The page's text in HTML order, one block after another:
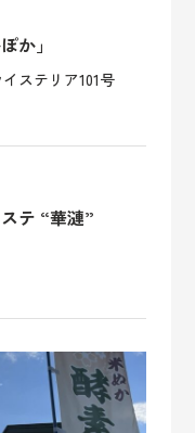
か」
ステリア101号
テ “華漣”